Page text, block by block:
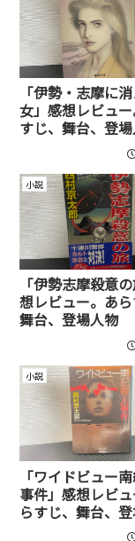
「伊勢・志摩に
女」感想レビュ
すじ、舞台、登
小説
「伊勢志摩殺意
想レビュー。あら
舞台、登場人物
小説
「ワイドビュー
事件」感想レビ
らすじ、舞台、